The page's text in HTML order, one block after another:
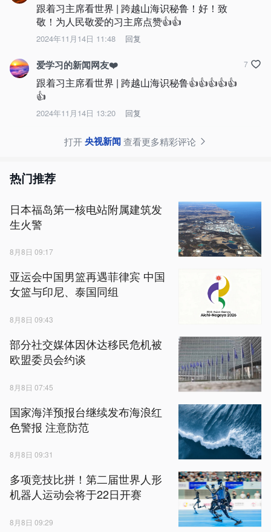
跟着习主席看世界 | 跨越山海识秘鲁！好！致
敬！为人民敬爱的习主席点赞👍👍
2024年11月14日 11:48 回复
爱学习的新闻网友❤️
跟着习主席看世界 | 跨越山海识秘鲁👍👍👍👍👍
👍
2024年11月14日 13:20 回复
7
打开央视新闻查看更多精彩评论
热门推荐
日本福岛第一核电站附属建筑发
生火警
8月8日 09:17
亚运会中国男篮再遇菲律宾 中国
女篮与印尼、泰国同组
8月8日 09:43
部分社交媒体因休达移民危机被
欧盟委员会约谈
8月8日 07:45
国家海洋预报台继续发布海浪红
色警报 注意防范
8月8日 09:31
多项竞技比拼！第二届世界人形
机器人运动会将于22日开赛
8月8日 09:29